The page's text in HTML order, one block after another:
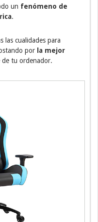
un fenómeno de
.
las cualidades para
por la mejor
de tu ordenador.